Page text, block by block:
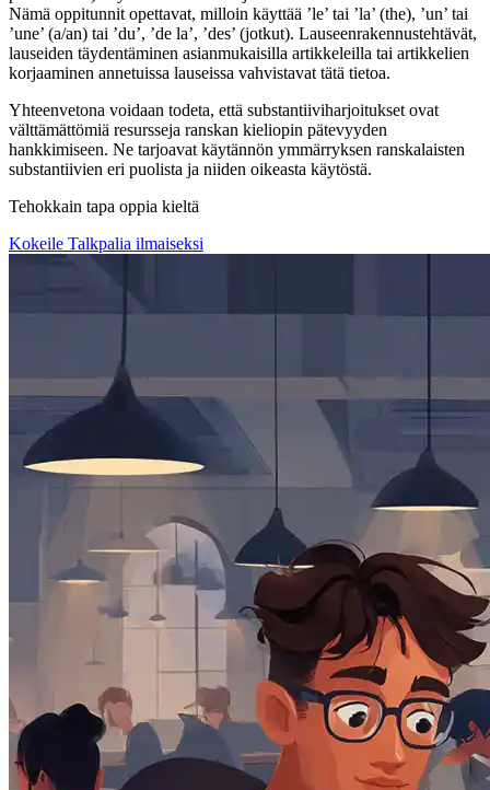
Nämä oppitunnit opettavat, milloin käyttää ’le’ tai ’la’ (the), ’un’ tai
’une’ (a/an) tai ’du’, ’de la’, ’des’ (jotkut). Lauseenrakennustehtävät,
lauseiden täydentäminen asianmukaisilla artikkeleilla tai artikkelien
korjaaminen annetuissa lauseissa vahvistavat tätä tietoa.
Yhteenvetona voidaan todeta, että substantiiviharjoitukset ovat
välttämättömiä resursseja ranskan kieliopin pätevyyden
hankkimiseen. Ne tarjoavat käytännön ymmärryksen ranskalaisten
substantiivien eri puolista ja niiden oikeasta käytöstä.
Tehokkain tapa oppia kieltä
Kokeile Talkpalia ilmaiseksi